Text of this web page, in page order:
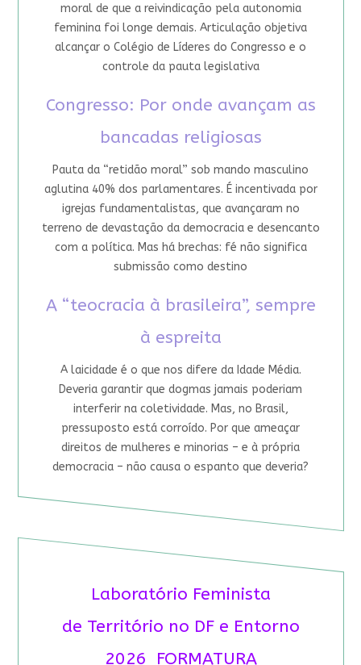
moral de que a reivindicação pela autonomia
feminina foi longe demais. Articulação objetiva
alcançar o Colégio de Líderes do Congresso e o
controle da pauta legislativa
Congresso: Por onde avançam as
bancadas religiosas
Pauta da “retidão moral” sob mando masculino
aglutina 40% dos parlamentares. É incentivada por
igrejas fundamentalistas, que avançaram no
terreno de devastação da democracia e desencanto
com a política. Mas há brechas: fé não significa
submissão como destino
A “teocracia à brasileira”, sempre
à espreita
A laicidade é o que nos difere da Idade Média.
Deveria garantir que dogmas jamais poderiam
interferir na coletividade. Mas, no Brasil,
pressuposto está corroído. Por que ameaçar
direitos de mulheres e minorias – e à própria
democracia – não causa o espanto que deveria?
Laboratório Feminista
de Território no DF e Entorno
2026 FORMATURA